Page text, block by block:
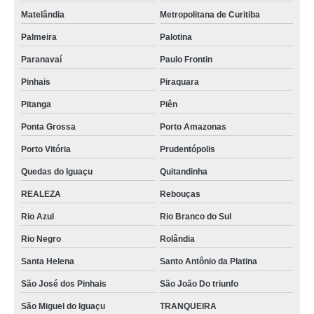
Matelândia Metropolitana de Curitiba
Palmeira Palotina
Paranavaí Paulo Frontin
Pinhais Piraquara
Pitanga Piên
Ponta Grossa Porto Amazonas
Porto Vitória Prudentópolis
Quedas do Iguaçu Quitandinha
REALEZA Rebouças
Rio Azul Rio Branco do Sul
Rio Negro Rolândia
Santa Helena Santo Antônio da Platina
São José dos Pinhais São João Do triunfo
São Miguel do Iguaçu TRANQUEIRA